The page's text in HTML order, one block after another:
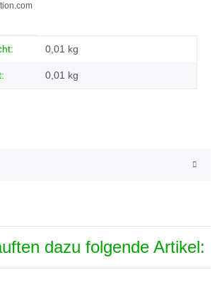
0,01 kg
0,01 kg
dazu folgende Artikel: